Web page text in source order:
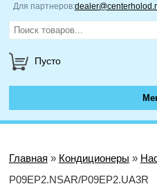
Для партнеров:
Пусто
Главная » Кондиционеры »
P09EP2.NSAR/P09EP2.UA3R